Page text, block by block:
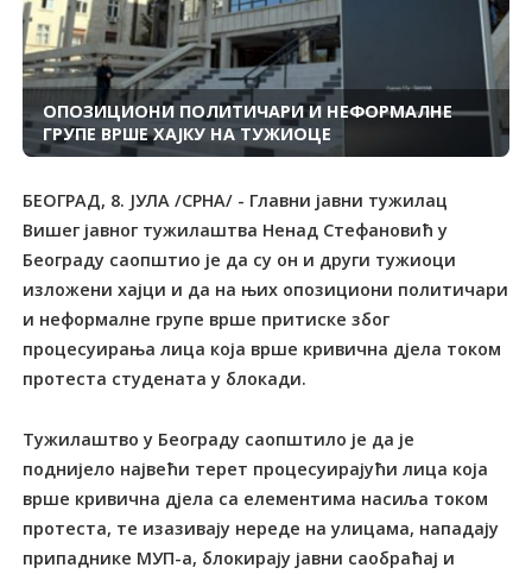
ОПОЗИЦИОНИ ПОЛИТИЧАРИ И НЕФОРМАЛНЕ
ГРУПЕ ВРШЕ ХАЈКУ НА ТУЖИОЦЕ
БЕОГРАД, 8. ЈУЛА /СРНА/ - Главни јавни тужилац
Вишег јавног тужилаштва Ненад Стефановић у
Београду саопштио је да су он и други тужиоци
изложени хајци и да на њих опозициони политичари
и неформалне групе врше притиске због
процесуирања лица која врше кривична дјела током
протеста студената у блокади.
Тужилаштво у Београду саопштило је да је
поднијело највећи терет процесуирајући лица која
врше кривична дјела са елементима насиља током
протеста, те изазивају нереде на улицама, нападају
припаднике МУП-а, блокирају јавни саобраћај и